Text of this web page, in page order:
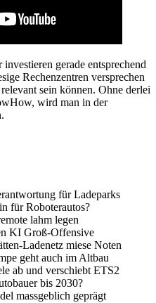
gerade entsprechend
Rechenzentren versprechen
sein können. Ohne derlei
wird man in der
für Ladeparks
für Roboterautos?
lahm legen
KI Groß-Offensive
Ladenetz miese Noten
geht auch im Altbau
ab und verschiebt ETS2
bis 2030?
massgeblich geprägt